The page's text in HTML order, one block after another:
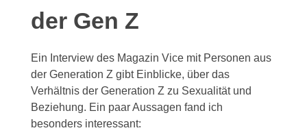
der Gen Z
Ein Interview des Magazin Vice mit Personen aus
der Generation Z gibt Einblicke, über das
Verhältnis der Generation Z zu Sexualität und
Beziehung. Ein paar Aussagen fand ich
besonders interessant: